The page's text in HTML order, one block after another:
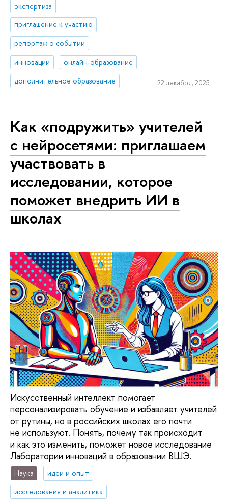
экспертиза
приглашение к участию
репортаж о событии
инновации
онлайн-образование
дополнительное образование
22 декабря, 2025 г.
Как «подружить» учителей
с нейросетями: приглашаем
участвовать в
исследовании, которое
поможет внедрить ИИ в
школах
Искусственный интеллект помогает
персонализировать обучение и избавляет учителей
от рутины, но в российских школах его почти
не используют. Понять, почему так происходит
и как это изменить, поможет новое исследование
Лаборатории инноваций в образовании ВШЭ.
Наука
идеи и опыт
исследования и аналитика